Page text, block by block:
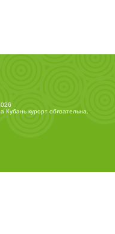
Кубань курорт обязательна.